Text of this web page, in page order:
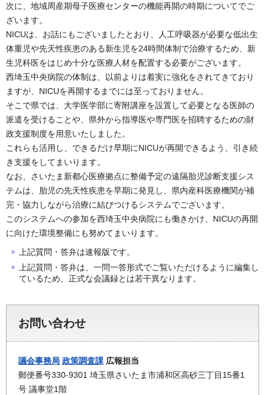
次に、地域周産期母子医療センターの機能再開の時期についてでご
ざいます。
NICUは、お話にもございましたとおり、人工呼吸器が必要な低出生
体重児や先天性疾患のある新生児を24時間体制で治療するため、新
生児科医をはじめ十分な医療人材を配置する必要がございます。
西埼玉中央病院の体制は、以前よりは着実に強化をされてきており
ますが、NICUを再開するまでには至っておりません。
そこで県では、大学医学部に寄附講座を設置して必要となる医師の
派遣を受けることや、県外から指導医や専門医を招聘するための財
政支援制度を用意いたしました。
これらも活用し、できるだけ早期にNICUが再開できるよう、引き続
き支援をしてまいります。
なお、さいたま新都心医療拠点に整備予定の遠隔胎児診断支援シス
テムは、胎児の先天性疾患を早期に発見し、県内産科医療機関が補
完・協力しながら治療に結びつけるシステムでございます。
このシステムへの参加を西埼玉中央病院にも働きかけ、NICUの再開
に向けた環境整備にも努めてまいります。
上記質問・答弁は速報版です。
上記質問・答弁は、一問一答形式でご覧いただけるように編集し
ているため、正式な会議録とは若干異なります。
お問い合わせ
議会事務局 政策調査課 広報担当
郵便番号330-9301 埼玉県さいたま市浦和区高砂三丁目15番1
号 議事堂1階